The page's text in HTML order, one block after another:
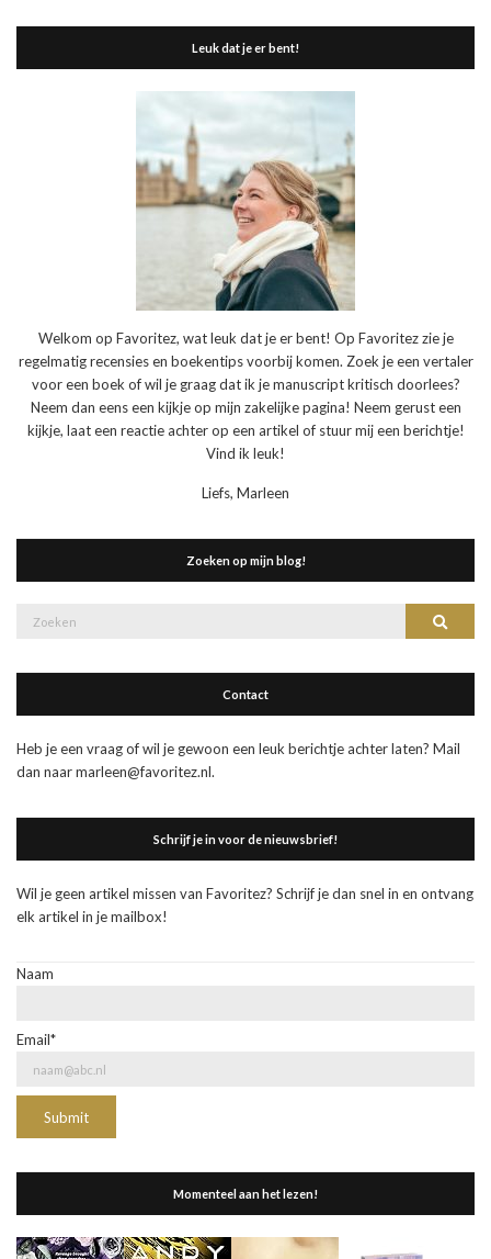
Leuk dat je er bent!
Welkom op Favoritez, wat leuk dat je er bent! Op Favoritez zie je
regelmatig recensies en boekentips voorbij komen. Zoek je een vertaler
voor een boek of wil je graag dat ik je manuscript kritisch doorlees?
Neem dan eens een kijkje op mijn zakelijke pagina! Neem gerust een
kijkje, laat een reactie achter op een artikel of stuur mij een berichtje!
Vind ik leuk!
Liefs, Marleen
Zoeken op mijn blog!
Contact
Heb je een vraag of wil je gewoon een leuk berichtje achter laten? Mail
dan naar marleen@favoritez.nl.
Schrijf je in voor de nieuwsbrief!
Wil je geen artikel missen van Favoritez? Schrijf je dan snel in en ontvang
elk artikel in je mailbox!
Naam
Email*
Momenteel aan het lezen!